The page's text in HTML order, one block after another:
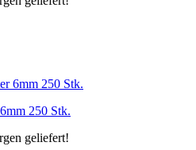
250 Stk.